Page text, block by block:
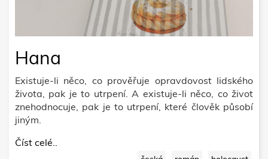
Hana
Existuje-li něco, co prověřuje opravdovost lidského
života, pak je to utrpení. A existuje-li něco, co život
znehodnocuje, pak je to utrpení, které člověk působí
jiným.
Číst celé..